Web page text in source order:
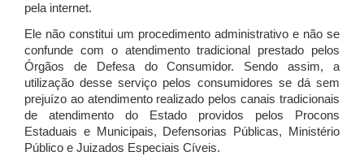
pela internet.
Ele não constitui um procedimento administrativo e não se
confunde com o atendimento tradicional prestado pelos
Órgãos de Defesa do Consumidor. Sendo assim, a
utilização desse serviço pelos consumidores se dá sem
prejuízo ao atendimento realizado pelos canais tradicionais
de atendimento do Estado providos pelos Procons
Estaduais e Municipais, Defensorias Públicas, Ministério
Público e Juizados Especiais Cíveis.